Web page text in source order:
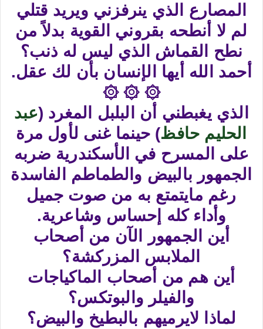
المصارع الذي ينرفزني ويريد قتلي
لم لا أنطحه بقروني القوية بدلاً من
نطح القماش الذي ليس له ذنب؟
أحمد الله أيها الإنسان بأن لك عقل.
۞ ۞ ۞
الذي يغبطني أن البلبل المغرد (عبد
الحليم حافظ) حينما غنى لأول مرة
على المسرح في الأسكندرية ضربه
الجمهور بالبيض والطماطم الفاسدة
رغم مايتمتع به من صوت جميل
وأداء كله إحساس وشاعرية.
أين الجمهور الآن من أصحاب
الملابس المزركشة؟
أين هم من أصحاب الماكياجات
والفيلر والبوتكس؟
لماذا لايرميهم بالبطيخ والبيض؟